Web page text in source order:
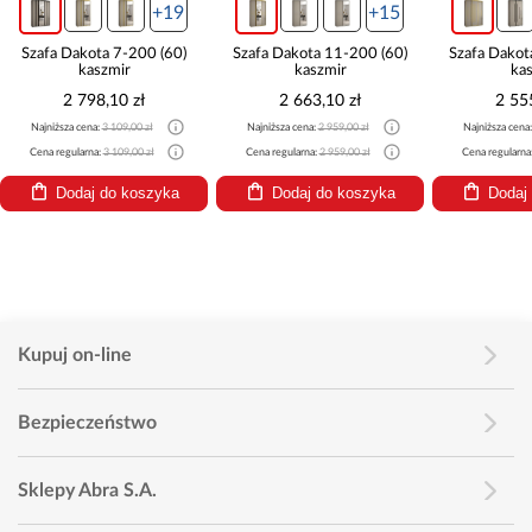
+19
Szafa Dakota 7-200 (60)
kaszmir
2 798,10 zł
Najniższa cena:3 109,00 zł
Cena regularna:3 109,00 zł
Dodaj do koszyka
+15
Szafa Dakota 11-200 (60)
kaszmir
2 663,10 zł
Najniższa cena:2 959,00 zł
Cena regularna:2 959,00 zł
Dodaj do koszyka
Szafa
2
Najniższa
Cena
Kupuj on-line
Bezpieczeństwo
Sklepy Abra S.A.